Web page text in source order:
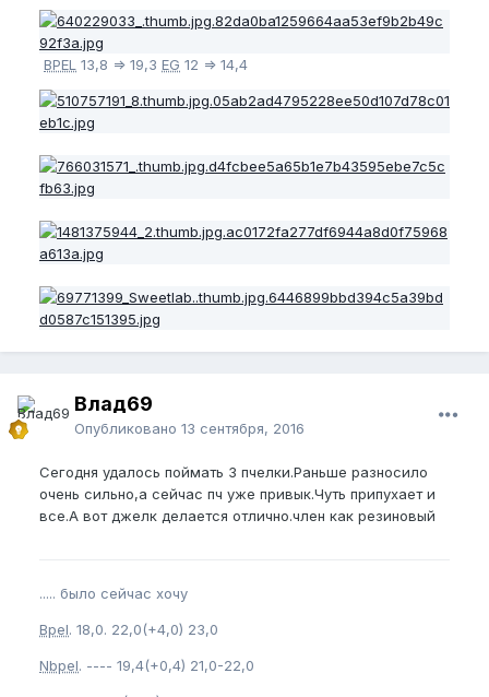
BPEL 13,8 => 19,3 EG 12 => 14,4
Влад69
Опубликовано 13 сентября, 2016
Сегодня удалось поймать 3 пчелки.Раньше разносило
очень сильно,а сейчас пч уже привык.Чуть припухает и
все.А вот джелк делается отлично.член как резиновый
..... было сейчас хочу
Bpel. 18,0. 22,0(+4,0) 23,0
Nbpel. ---- 19,4(+0,4) 21,0-22,0